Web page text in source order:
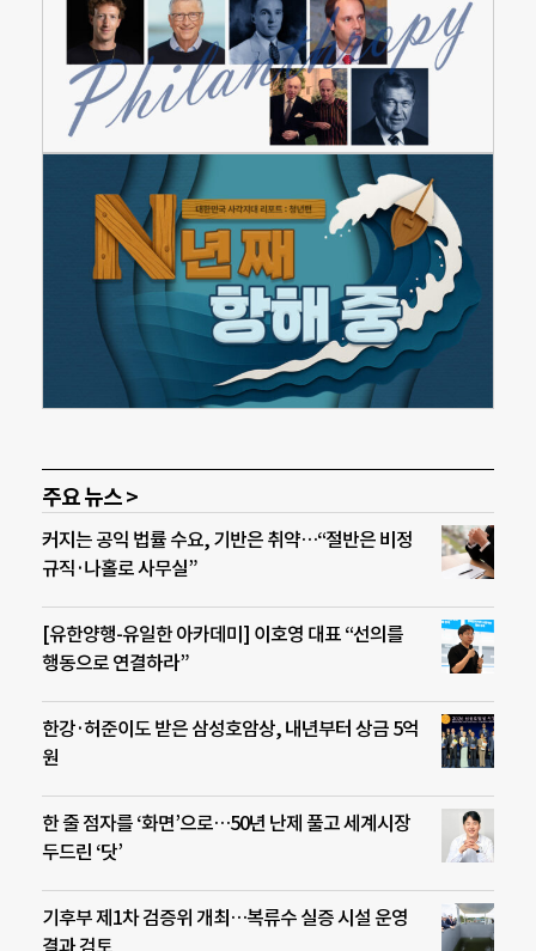
주요 뉴스 >
커지는 공익 법률 수요, 기반은 취약…“절반은 비정
규직·나홀로 사무실”
[유한양행-유일한 아카데미] 이호영 대표 “선의를
행동으로 연결하라”
한강·허준이도 받은 삼성호암상, 내년부터 상금 5억
원
한 줄 점자를 ‘화면’으로…50년 난제 풀고 세계시장
두드린 ‘닷’
기후부 제1차 검증위 개최…복류수 실증 시설 운영
결과 검토